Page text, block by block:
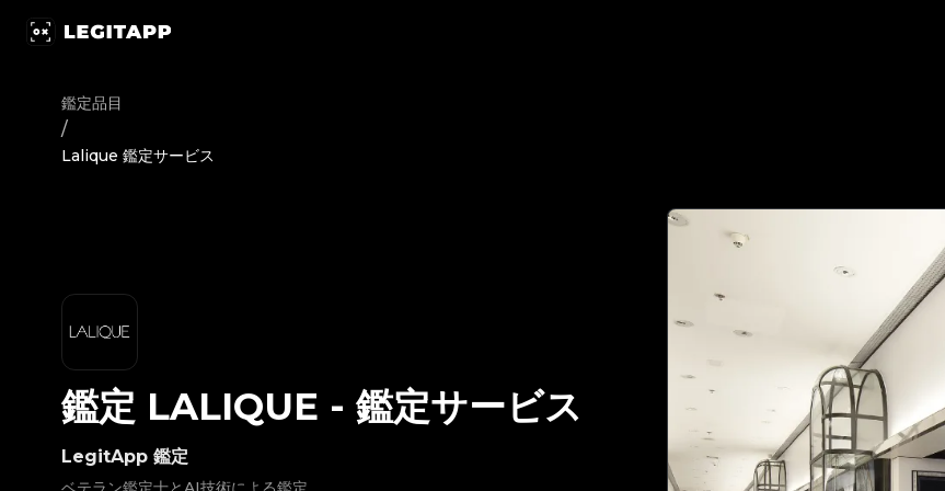
鑑定品目
/
Lalique 鑑定サービス
LegitApp 鑑定
鑑定 LALIQUE - 鑑定サービス